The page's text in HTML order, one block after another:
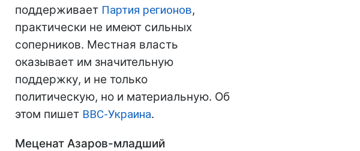
поддерживает Партия регионов,
практически не имеют сильных
соперников. Местная власть
оказывает им значительную
поддержку, и не только
политическую, но и материальную. Об
этом пишет BBC-Украина.
Меценат Азаров-младший